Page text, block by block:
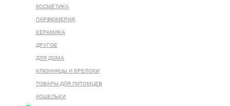
КОСМЕТИКА
ПАРФЮМЕРИЯ
КЕРАМИКА
ДРУГОЕ
ДЛЯ ДОМА
КЛЮЧНИЦЫ И БРЕЛОКИ
ТОВАРЫ ДЛЯ ПИТОМЦЕВ
КОШЕЛЬКИ